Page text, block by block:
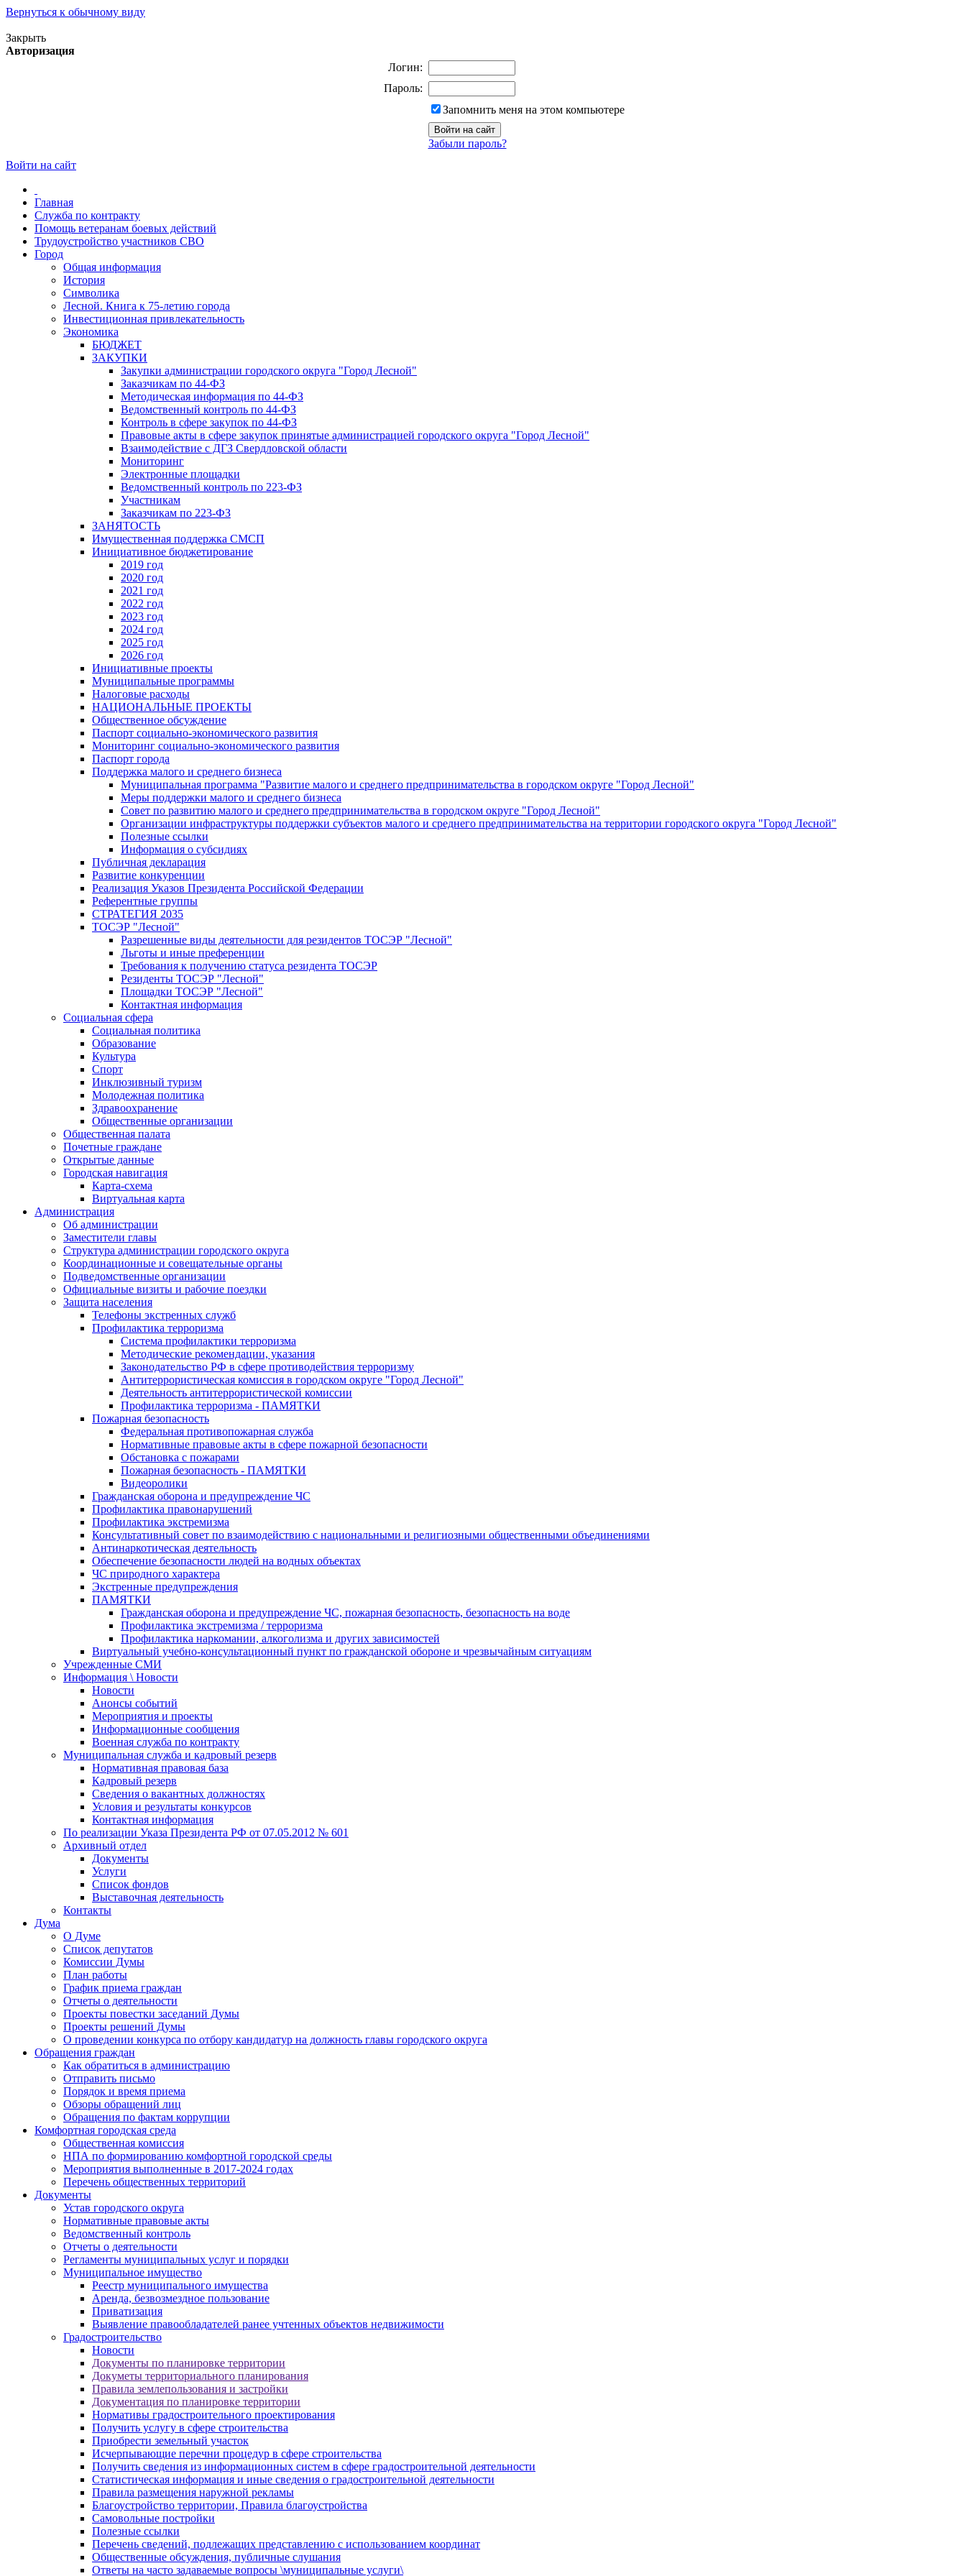
Вернуться к обычному виду
Закрыть
Авторизация
Логин:
Пароль:
Запомнить меня на этом компьютере
Забыли пароль?
Войти на сайт
Главная
Служба по контракту
Помощь ветеранам боевых действий
Трудоустройство участников СВО
Город
Общая информация
История
Символика
Лесной. Книга к 75-летию города
Инвестиционная привлекательность
Экономика
БЮДЖЕТ
ЗАКУПКИ
Закупки администрации городского округа "Город Лесной"
Заказчикам по 44-ФЗ
Методическая информация по 44-ФЗ
Ведомственный контроль по 44-ФЗ
Контроль в сфере закупок по 44-ФЗ
Правовые акты в сфере закупок принятые администрацией городского округа "Город Лесной"
Взаимодействие с ДГЗ Свердловской области
Мониторинг
Электронные площадки
Ведомственный контроль по 223-ФЗ
Участникам
Заказчикам по 223-ФЗ
ЗАНЯТОСТЬ
Имущественная поддержка СМСП
Инициативное бюджетирование
2019 год
2020 год
2021 год
2022 год
2023 год
2024 год
2025 год
2026 год
Инициативные проекты
Муниципальные программы
Налоговые расходы
НАЦИОНАЛЬНЫЕ ПРОЕКТЫ
Общественное обсуждение
Паспорт социально-экономического развития
Мониторинг социально-экономического развития
Паспорт города
Поддержка малого и среднего бизнеса
Муниципальная программа "Развитие малого и среднего предпринимательства в городском округе "Город Лесной"
Меры поддержки малого и среднего бизнеса
Совет по развитию малого и среднего предпринимательства в городском округе "Город Лесной"
Организации инфраструктуры поддержки субъектов малого и среднего предпринимательства на территории городского округа "Город Лесной"
Полезные ссылки
Информация о субсидиях
Публичная декларация
Развитие конкуренции
Реализация Указов Президента Российской Федерации
Референтные группы
СТРАТЕГИЯ 2035
ТОСЭР "Лесной"
Разрешенные виды деятельности для резидентов ТОСЭР "Лесной"
Льготы и иные преференции
Требования к получению статуса резидента ТОСЭР
Резиденты ТОСЭР "Лесной"
Площадки ТОСЭР "Лесной"
Контактная информация
Социальная сфера
Социальная политика
Образование
Культура
Спорт
Инклюзивный туризм
Молодежная политика
Здравоохранение
Общественные организации
Общественная палата
Почетные граждане
Открытые данные
Городская навигация
Карта-схема
Виртуальная карта
Администрация
Об администрации
Заместители главы
Структура администрации городского округа
Координационные и совещательные органы
Подведомственные организации
Официальные визиты и рабочие поездки
Защита населения
Телефоны экстренных служб
Профилактика терроризма
Система профилактики терроризма
Методические рекомендации, указания
Законодательство РФ в сфере противодействия терроризму
Антитеррористическая комиссия в городском округе "Город Лесной"
Деятельность антитеррористической комиссии
Профилактика терроризма - ПАМЯТКИ
Пожарная безопасность
Федеральная противопожарная служба
Нормативные правовые акты в сфере пожарной безопасности
Обстановка с пожарами
Пожарная безопасность - ПАМЯТКИ
Видеоролики
Гражданская оборона и предупреждение ЧС
Профилактика правонарушений
Профилактика экстремизма
Консультативный совет по взаимодействию с национальными и религиозными общественными объединениями
Антинаркотическая деятельность
Обеспечение безопасности людей на водных объектах
ЧС природного характера
Экстренные предупреждения
ПАМЯТКИ
Гражданская оборона и предупреждение ЧС, пожарная безопасность, безопасность на воде
Профилактика экстремизма / терроризма
Профилактика наркомании, алкоголизма и других зависимостей
Виртуальный учебно-консультационный пункт по гражданской обороне и чрезвычайным ситуациям
Учрежденные СМИ
Информация \ Новости
Новости
Анонсы событий
Мероприятия и проекты
Информационные сообщения
Военная служба по контракту
Муниципальная служба и кадровый резерв
Нормативная правовая база
Кадровый резерв
Сведения о вакантных должностях
Условия и результаты конкурсов
Контактная информация
По реализации Указа Президента РФ от 07.05.2012 № 601
Архивный отдел
Документы
Услуги
Список фондов
Выставочная деятельность
Контакты
Дума
О Думе
Список депутатов
Комиссии Думы
План работы
График приема граждан
Отчеты о деятельности
Проекты повестки заседаний Думы
Проекты решений Думы
О проведении конкурса по отбору кандидатур на должность главы городского округа
Обращения граждан
Как обратиться в администрацию
Отправить письмо
Порядок и время приема
Обзоры обращений лиц
Обращения по фактам коррупции
Комфортная городская среда
Общественная комиссия
НПА по формированию комфортной городской среды
Мероприятия выполненные в 2017-2024 годах
Перечень общественных территорий
Документы
Устав городского округа
Нормативные правовые акты
Ведомственный контроль
Отчеты о деятельности
Регламенты муниципальных услуг и порядки
Муниципальное имущество
Реестр муниципального имущества
Аренда, безвозмездное пользование
Приватизация
Выявление правообладателей ранее учтенных объектов недвижимости
Градостроительство
Новости
Документы по планировке территории
Докуметы территориального планирования
Правила землепользования и застройки
Документация по планировке территории
Нормативы градостроительного проектирования
Получить услугу в сфере строительства
Приобрести земельный участок
Исчерпывающие перечни процедур в сфере строительства
Получить сведения из информационных систем в сфере градостроительной деятельности
Статистическая информация и иные сведения о градостроительной деятельности
Правила размещения наружной рекламы
Благоустройство территории, Правила благоустройства
Самовольные постройки
Полезные ссылки
Перечень сведений, подлежащих представлению с использованием координат
Общественные обсуждения, публичные слушания
Ответы на часто задаваемые вопросы \муниципальные услуги\